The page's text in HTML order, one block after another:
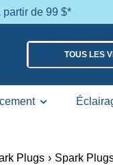
de 99 $*
TOUS LES
Plugs › Spark